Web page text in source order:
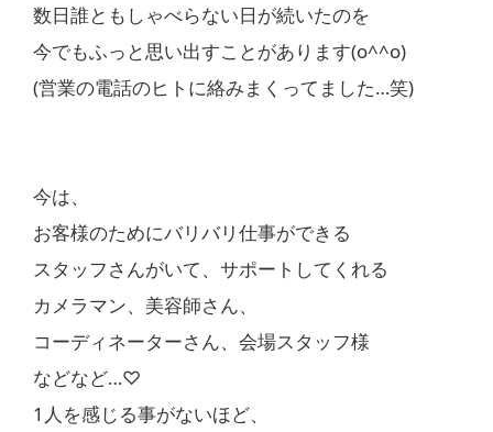
数日誰ともしゃべらない日が続いたのを
今でもふっと思い出すことがあります(o^^o)
(営業の電話のヒトに絡みまくってました…笑)
今は、
お客様のためにバリバリ仕事ができる
スタッフさんがいて、サポートしてくれる
カメラマン、美容師さん、
コーディネーターさん、会場スタッフ様
などなど…♡
1人を感じる事がないほど、